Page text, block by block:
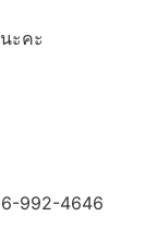
ะคะ
992-4646